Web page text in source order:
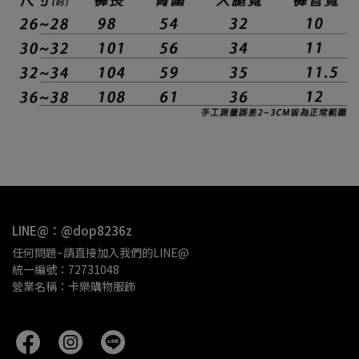
LINE@：@dop8236z
任何問題~請直接加入我們的LINE@
統一編號：72731048
營業名稱：卡樂購物服飾